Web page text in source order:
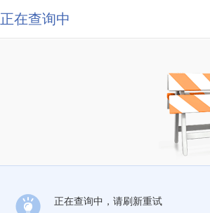
正在查询中
正在查询中，请刷新重试